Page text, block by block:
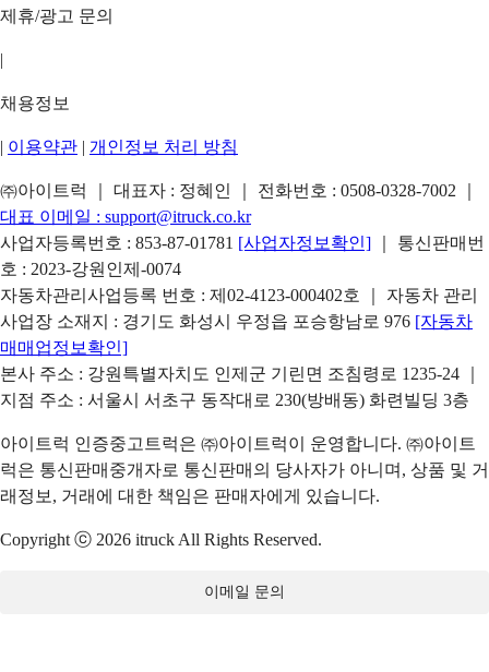
제휴/광고 문의
|
채용정보
| 이용약관 | 개인정보 처리 방침
㈜아이트럭 ｜ 대표자 : 정혜인 ｜ 전화번호 : 0508-0328-7002
대표 이메일 : support@itruck.co.kr
사업자등록번호 : 853-87-01781 [사업자정보확인]
｜ 통신판매번
호 : 2023-강원인제-0074
자동차관리사업등록 번호 : 제02-4123-000402호 ｜ 자동차 관리
사업장 소재지 : 경기도 화성시 우정읍 포승항남로 976 [자동차
매매업정보확인]
본사 주소 : 강원특별자치도 인제군 기린면 조침령로 1235-24 ｜
지점 주소 : 서울시 서초구 동작대로 230(방배동) 화련빌딩 3층
아이트럭 인증중고트럭은 ㈜아이트럭이 운영합니다. ㈜아이트
럭은 통신판매중개자로 통신판매의 당사자가 아니며, 상품 및 거
래정보, 거래에 대한 책임은 판매자에게 있습니다.
Copyright ⓒ 2026 itruck All Rights Reserved.
이메일 문의